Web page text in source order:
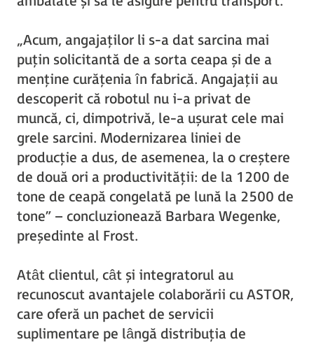
„Acum, angajaților li s-a dat sarcina mai
puțin solicitantă de a sorta ceapa și de a
menține curățenia în fabrică. Angajații au
descoperit că robotul nu i-a privat de
muncă, ci, dimpotrivă, le-a ușurat cele mai
grele sarcini. Modernizarea liniei de
producție a dus, de asemenea, la o creștere
de două ori a productivității: de la 1200 de
tone de ceapă congelată pe lună la 2500 de
tone” – concluzionează Barbara Wegenke,
președinte al Frost.
Atât clientul, cât și integratorul au
recunoscut avantajele colaborării cu ASTOR,
care oferă un pachet de servicii
suplimentare pe lângă distribuția de